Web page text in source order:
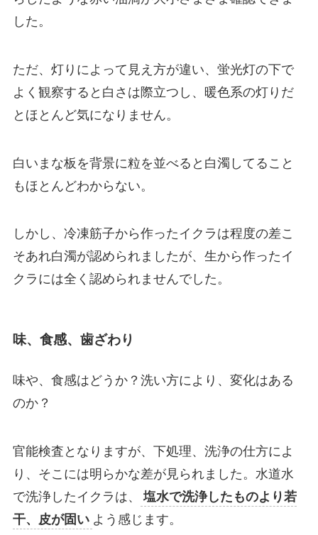
した。
ただ、灯りによって見え方が違い、蛍光灯の下で
よく観察すると白さは際立つし、暖色系の灯りだ
とほとんど気になりません。
白いまな板を背景に粒を並べると白濁してること
もほとんどわからない。
しかし、冷凍筋子から作ったイクラは程度の差こ
そあれ白濁が認められましたが、生から作ったイ
クラには全く認められませんでした。
味、食感、歯ざわり
味や、食感はどうか？洗い方により、変化はある
のか？
官能検査となりますが、下処理、洗浄の仕方によ
り、そこには明らかな差が見られました。水道水
で洗浄したイクラは、
塩水で洗浄したものより若
干、皮が固い よう感じます。